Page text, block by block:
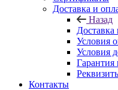
Доставка и
Назад
Доставка
Условия
Условия
Гарантия
Контакты